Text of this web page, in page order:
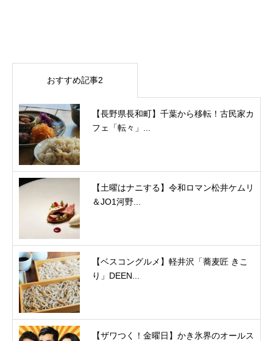
おすすめ記事2
【長野県長和町】千葉から移転！古民家カ
フェ「転々」...
【土曜はナニする】令和ロマン松井ケムリ
＆JO1河野...
【ベスコングルメ】軽井沢「蕎麦匠 きこ
り」DEEN...
【ザワつく！金曜日】かき氷界のオールス